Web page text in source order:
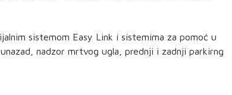
sistemom Easy Link i sistemima za pomoć u
nadzor mrtvog ugla, prednji i zadnji parkirng